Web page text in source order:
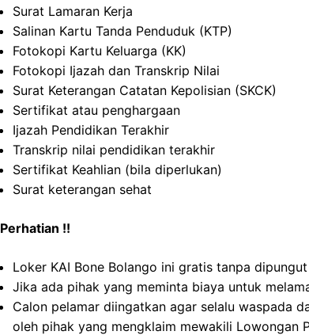
Surat Lamaran Kerja
Salinan Kartu Tanda Penduduk (KTP)
Fotokopi Kartu Keluarga (KK)
Fotokopi Ijazah dan Transkrip Nilai
Surat Keterangan Catatan Kepolisian (SKCK)
Sertifikat atau penghargaan
Ijazah Pendidikan Terakhir
Transkrip nilai pendidikan terakhir
Sertifikat Keahlian (bila diperlukan)
Surat keterangan sehat
Perhatian !!
Loker KAI Bone Bolango ini gratis tanpa
Jika ada pihak yang meminta biaya untuk
Calon pelamar diingatkan agar selalu waspada
oleh pihak yang mengklaim mewakili Lowongan